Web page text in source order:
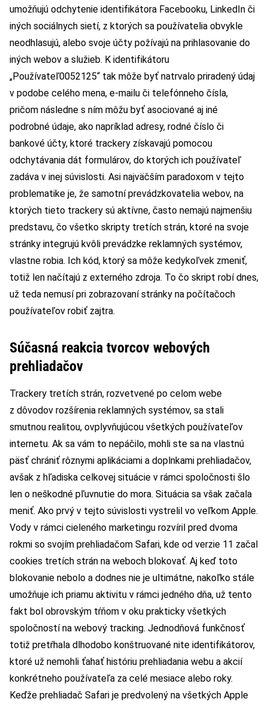
umožňujú odchytenie identifikátora Facebooku, LinkedIn či
iných sociálnych sietí, z ktorých sa používatelia obvykle
neodhlasujú, alebo svoje účty požívajú na prihlasovanie do
iných webov a služieb. K identifikátoru
„Používateľ0052125“ tak môže byť natrvalo priradený údaj
v podobe celého mena, e-mailu či telefónneho čísla,
pričom následne s ním môžu byť asociované aj iné
podrobné údaje, ako napríklad adresy, rodné číslo či
bankové účty, ktoré trackery získavajú pomocou
odchytávania dát formulárov, do ktorých ich používateľ
zadáva v inej súvislosti. Asi najväčším paradoxom v tejto
problematike je, že samotní prevádzkovatelia webov, na
ktorých tieto trackery sú aktívne, často nemajú najmenšiu
predstavu, čo všetko skripty tretích strán, ktoré na svoje
stránky integrujú kvôli prevádzke reklamných systémov,
vlastne robia. Ich kód, ktorý sa môže kedykoľvek zmeniť,
totiž len načítajú z externého zdroja. To čo skript robí dnes,
už teda nemusí pri zobrazovaní stránky na počítačoch
používateľov robiť zajtra.
Súčasná reakcia tvorcov webových
prehliadačov
Trackery tretích strán, rozvetvené po celom webe
z dôvodov rozšírenia reklamných systémov, sa stali
smutnou realitou, ovplyvňujúcou všetkých používateľov
internetu. Ak sa vám to nepáčilo, mohli ste sa na vlastnú
päsť chrániť rôznymi aplikáciami a doplnkami prehliadačov,
avšak z hľadiska celkovej situácie v rámci spoločnosti šlo
len o neškodné pľuvnutie do mora. Situácia sa však začala
meniť. Ako prvý v tejto súvislosti vystrelil vo veľkom Apple.
Vody v rámci cieleného marketingu rozvíril pred dvoma
rokmi so svojím prehliadačom Safari, kde od verzie 11 začal
cookies tretích strán na weboch blokovať. Aj keď toto
blokovanie nebolo a dodnes nie je ultimátne, nakoľko stále
umožňuje ich priamu aktivitu v rámci jedného dňa, už tento
fakt bol obrovským tŕňom v oku prakticky všetkých
spoločností na webový tracking. Jednodňová funkčnosť
totiž pretŕhala dlhodobo konštruované nite identifikátorov,
ktoré už nemohli ťahať históriu prehliadania webu a akcií
konkrétneho používateľa za celé mesiace alebo roky.
Keďže prehliadač Safari je predvolený na všetkých Apple